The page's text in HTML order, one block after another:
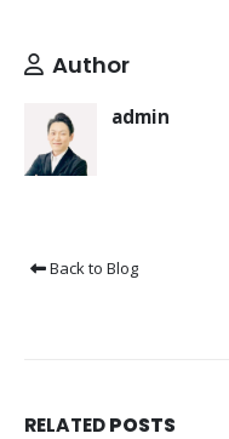
Author
admin
Back to Blog
RELATEDPOSTS